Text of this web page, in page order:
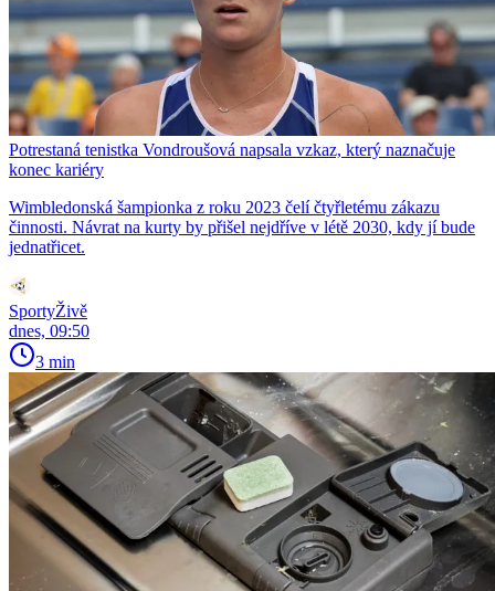
Potrestaná tenistka Vondroušová napsala vzkaz, který naznačuje
konec kariéry
Wimbledonská šampionka z roku 2023 čelí čtyřletému zákazu
činnosti. Návrat na kurty by přišel nejdříve v létě 2030, kdy jí bude
jednatřicet.
SportyŽivě
dnes, 09:50
3 min